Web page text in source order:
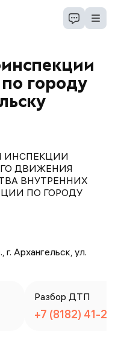
городу
ИНСПЕКЦИИ
ДВИЖЕНИЯ
ВНУТРЕННИХ
ПО ГОРОДУ
Архангельск, ул.
Разбор ДТП
+7 (8182) 41-